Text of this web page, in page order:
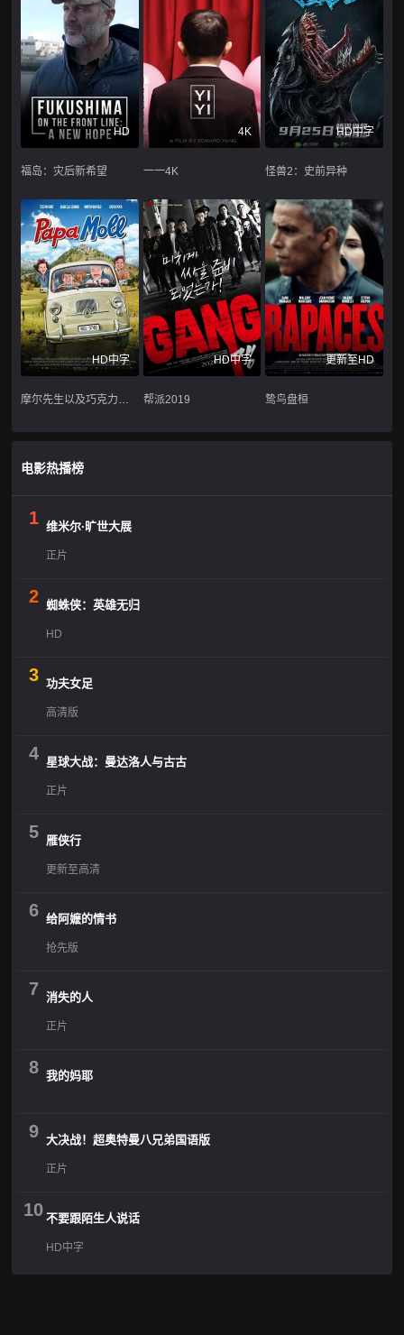
HD
福岛：灾后新希望
4K
一一4K
HD中字
怪兽2：史前异种
HD中字
摩尔先生以及巧克力工厂
HD中字
帮派2019
更新至HD
鸷鸟盘桓
电影热播榜
1 维米尔·旷世大展
正片
2 蜘蛛侠：英雄无归
HD
3 功夫女足
高清版
4 星球大战：曼达洛人与古古
正片
5 雁侠行
更新至高清
6 给阿嬷的情书
抢先版
7 消失的人
正片
8 我的妈耶
9 大决战！超奥特曼八兄弟国语版
正片
10 不要跟陌生人说话
HD中字